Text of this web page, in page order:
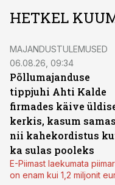
HETKEL
MAJANDUSTULEMUSED
06.08.26, 09:34
Põllumajanduse
tippjuhi Ahti Kalde
firmades käive
kerkis, kasum samas
nii kahekordistus
ka sulas pooleks
E-Piimast laekumata
on enam kui 1,2 miljonit